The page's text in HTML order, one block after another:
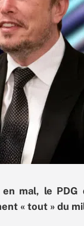
mal, le
« tout » du